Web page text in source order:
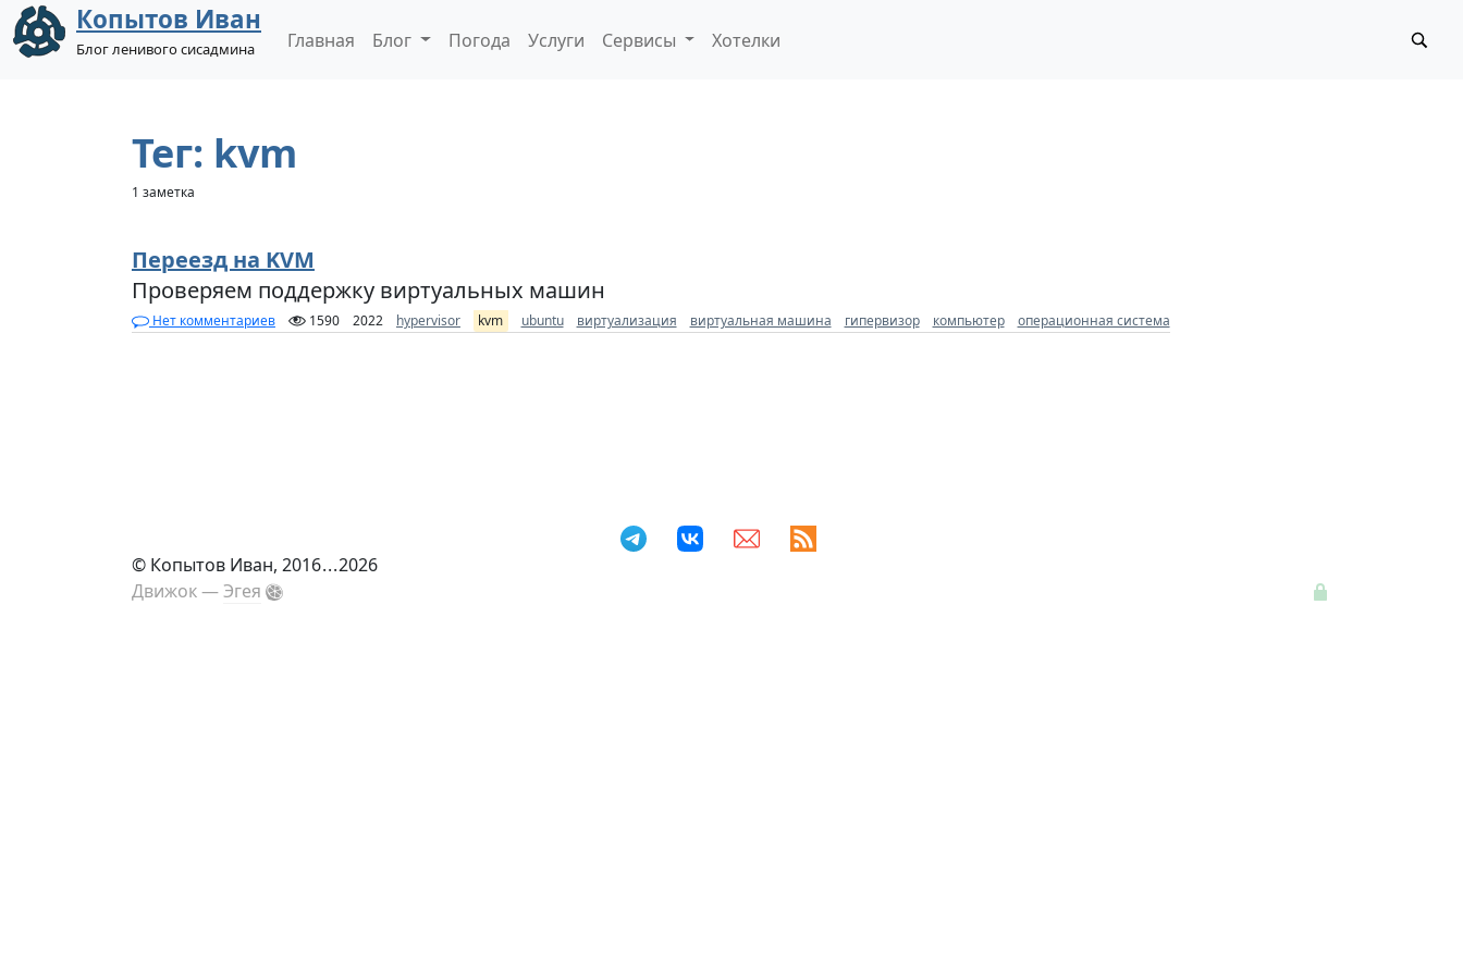
Копытов Иван
Блог ленивого сисадмина Главная Блог Погода Услуги Сервисы Хотелки
Тег: kvm
1 заметка
Переезд на KVM
Проверяем поддержку виртуальных машин
Нет комментариев 1590 2022 hypervisor kvm ubuntu виртуализация виртуальная машина гипервизор компьютер операционная система
© Копытов Иван, 2016...2026
Движок —Эгея